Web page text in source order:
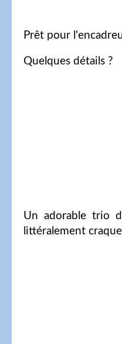
Prêt pour
Quelques détails ?
Un adorable trio
littéralement